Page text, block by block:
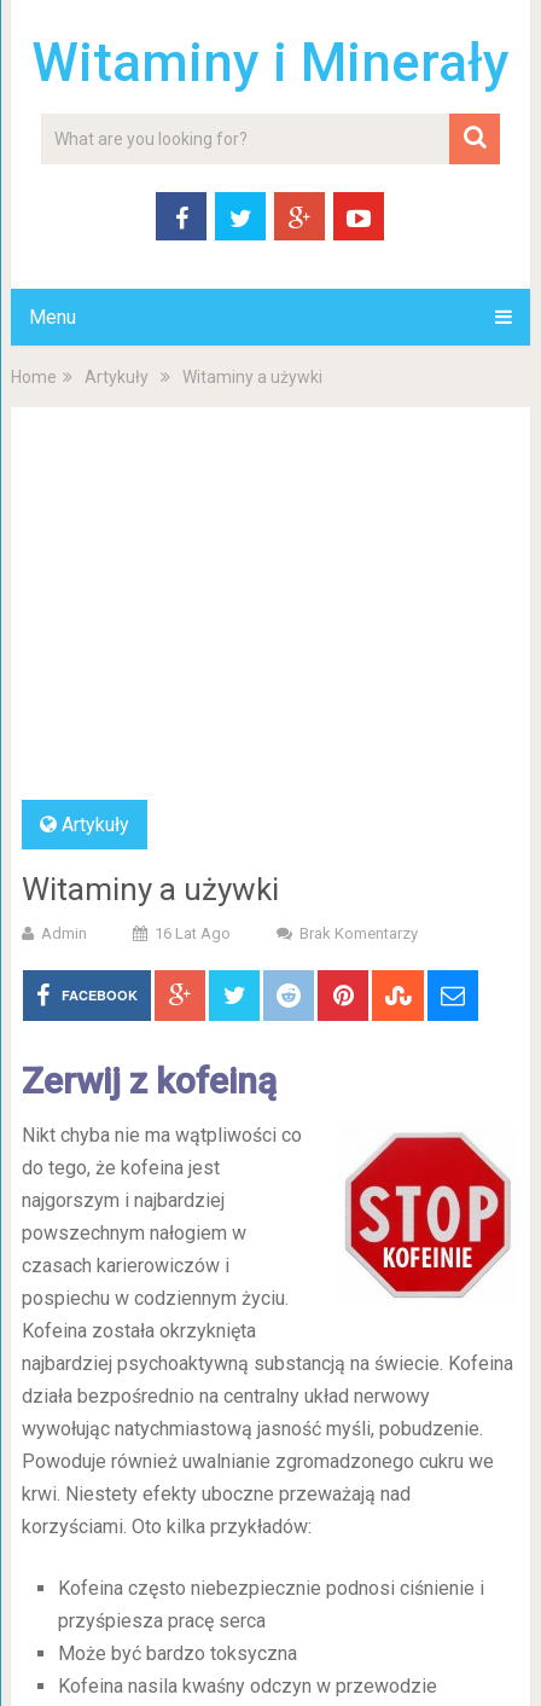
Witaminy i Minerały
Menu
Home Artykuły Witaminy a używki
Artykuły
Witaminy a używki
Admin 16 Lat Ago Brak Komentarzy
FACEBOOK
Zerwij z kofeiną
Nikt chyba nie ma wątpliwości co
do tego, że kofeina jest
najgorszym i najbardziej
powszechnym nałogiem w
czasach karierowiczów i
pospiechu w codziennym życiu.
Kofeina została okrzyknięta
najbardziej psychoaktywną substancją na świecie. Kofeina
działa bezpośrednio na centralny układ nerwowy
wywołując natychmiastową jasność myśli, pobudzenie.
Powoduje również uwalnianie zgromadzonego cukru we
krwi. Niestety efekty uboczne przeważają nad
korzyściami. Oto kilka przykładów:
Kofeina często niebezpiecznie podnosi ciśnienie i
przyśpiesza pracę serca
Może być bardzo toksyczna
Kofeina nasila kwaśny odczyn w przewodzie